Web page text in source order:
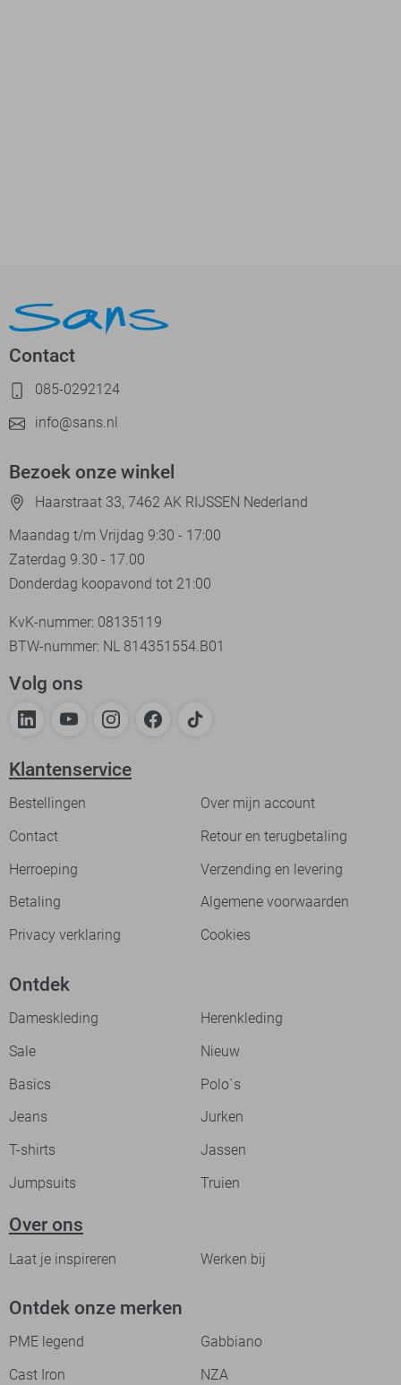
Contact
085-0292124
info@sans.nl
Bezoek onze winkel
Haarstraat 33, 7462 AK RIJSSEN Nederland
Maandag t/m Vrijdag 9:30 - 17:00
Zaterdag 9.30 - 17.00
Donderdag koopavond tot 21:00
KvK-nummer: 08135119
BTW-nummer: NL 814351554.B01
Volg ons
Klantenservice
Bestellingen
Over mijn account
Contact
Retour en terugbetaling
Herroeping
Verzending en levering
Betaling
Algemene voorwaarden
Privacy verklaring
Cookies
Ontdek
Dameskleding
Herenkleding
Sale
Nieuw
Basics
Polo`s
Jeans
Jurken
T-shirts
Jassen
Jumpsuits
Truien
Over ons
Laat je inspireren Werken bij
Ontdek onze merken
PME legend
Gabbiano
Cast Iron
NZA